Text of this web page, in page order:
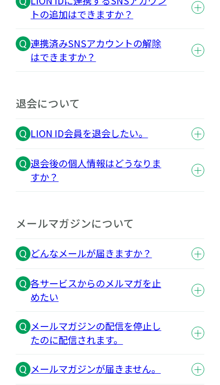
トの追加はできますか？
連携済みSNSアカウントの解除
はできますか？
退会について
LION ID会員を退会したい。
退会後の個人情報はどうなりま
すか？
メールマガジンについて
どんなメールが届きますか？
各サービスからのメルマガを止
めたい
メールマガジンの配信を停止し
たのに配信されます。
メールマガジンが届きません。